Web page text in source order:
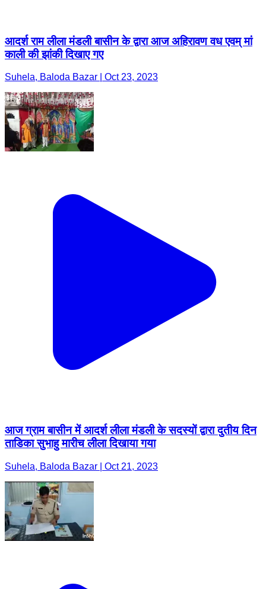
आदर्श राम लीला मंडली बासीन के द्वारा आज अहिरावण वध एवम् मां
काली की झांकी दिखाए गए
Suhela, Baloda Bazar | Oct 23, 2023
आज ग्राम बासीन में आदर्श लीला मंडली के सदस्यों द्वारा दुतीय दिन
ताडिका सुभाहु मारीच लीला दिखाया गया
Suhela, Baloda Bazar | Oct 21, 2023